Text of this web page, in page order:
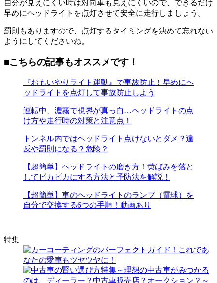
自分が見えにくい時は対向車も見えにくいので、できるだけ
早めにヘッドライトを点灯させて安全に走行しましょう。
罰則もありますので、点灯するタイミングを決めて忘れない
ようにしてくださいね。
■こちらの記事もオススメです！
『おもいやりライト運動』で事故防止！早めにヘ
ッドライトを点灯して事故防止しよう
運転中、濃霧で視界が真っ白…ヘッドライトの点
け方や走行時の対策と注意点！
トンネル内ではヘッドライト点けないとダメ？違
反や罰則になる？危険？
【超簡単】ヘッドライトの磨き方！黄ばみを落と
してピカピカにする方法と予防法を解説！
【超簡単】車のヘッドライトのランプ（電球）を
自分で交換する6つの手順！動画あり
特集